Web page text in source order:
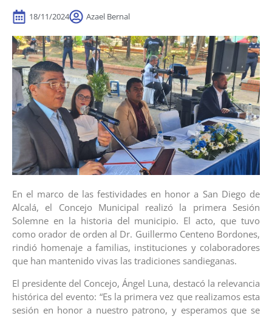
18/11/2024 Azael Bernal
En el marco de las festividades en honor a San Diego de
Alcalá, el Concejo Municipal realizó la primera Sesión
Solemne en la historia del municipio. El acto, que tuvo
como orador de orden al Dr. Guillermo Centeno Bordones,
rindió homenaje a familias, instituciones y colaboradores
que han mantenido vivas las tradiciones sandieganas.
El presidente del Concejo, Ángel Luna, destacó la relevancia
histórica del evento: “Es la primera vez que realizamos esta
sesión en honor a nuestro patrono, y esperamos que se